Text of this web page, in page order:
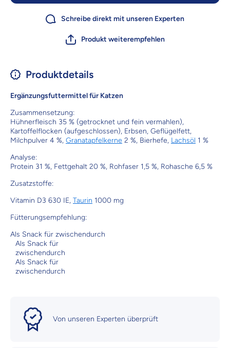
Schreibe direkt mit unseren Experten
Produkt weiterempfehlen
Produktdetails
Ergänzungsfuttermittel für Katzen
Zusammensetzung:
Hühnerfleisch 35 % (getrocknet und fein vermahlen),
Kartoffelflocken (aufgeschlossen), Erbsen, Geflügelfett,
Milchpulver 4 %, Granatapfelkerne 2 %, Bierhefe, Lachsöl 1 %
Analyse:
Protein 31 %, Fettgehalt 20 %, Rohfaser 1,5 %, Rohasche 6,5 %
Zusatzstoffe:
Vitamin D3 630 IE, Taurin 1000 mg
Fütterungsempfehlung:
Als Snack für zwischendurch
Als Snack für
zwischendurch
Als Snack für
zwischendurch
Von unseren Experten überprüft